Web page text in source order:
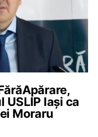
Iași ca
Moraru